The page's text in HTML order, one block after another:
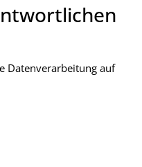
Datenverarbeitung auf